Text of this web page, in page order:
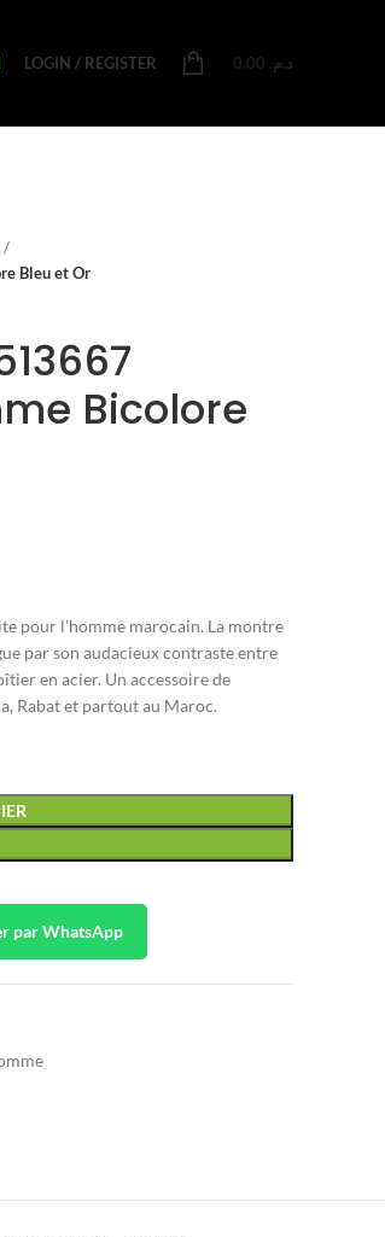
LOGIN / REGISTER د.م.
Bleu et Or
Bicolore
pour l’homme marocain. La montre
par son audacieux contraste entre
en acier. Un accessoire de
Rabat et partout au Maroc.
par WhatsApp